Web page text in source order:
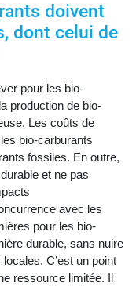
doivent
dont celui de
pour les bio-
production de bio-
Les coûts de
bio-carburants
fossiles. En outre,
et ne pas
avec les
pour les bio-
durable, sans nuire
C’est un point
ressource limitée. Il